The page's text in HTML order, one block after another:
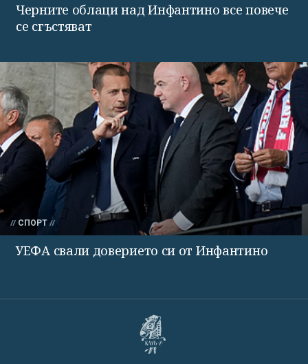
Черните облаци над Инфантино все повече
се сгъстяват
СПОРТ
УЕФА свали доверието си от Инфантино